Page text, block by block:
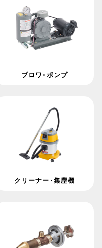
ブロワ・ポンプ
クリーナー・集塵機